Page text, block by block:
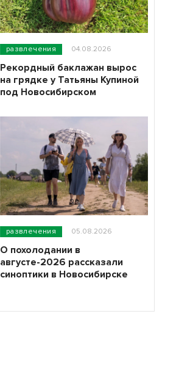
развлечения 04.08.2026
Рекордный баклажан вырос
на грядке у Татьяны Купиной
под Новосибирском
развлечения 05.08.2026
О похолодании в
августе-2026 рассказали
синоптики в Новосибирске